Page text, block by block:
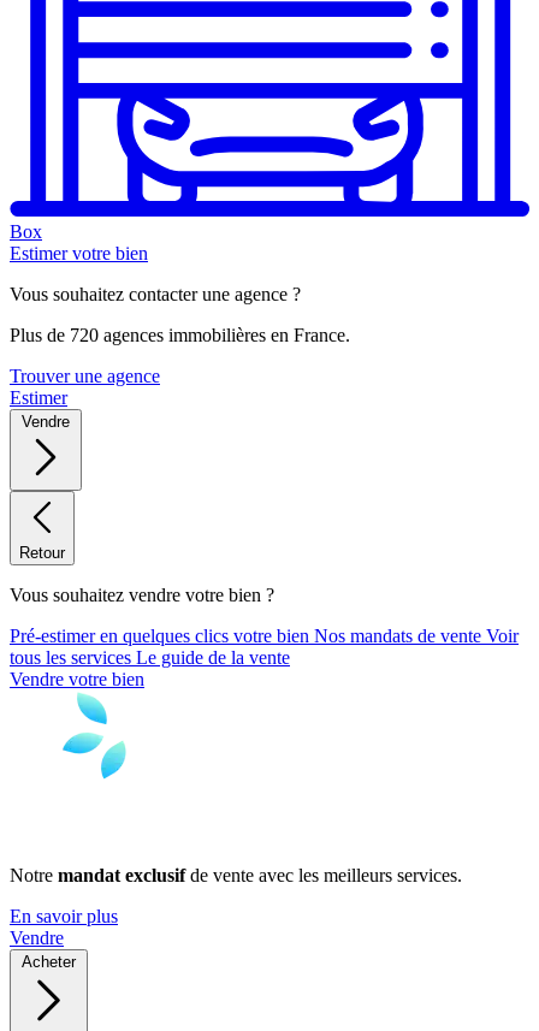
Box
Estimer votre bien
Vous souhaitez contacter une agence ?
Plus de 720 agences immobilières en France.
Trouver une agence
Estimer
Vendre
Retour
Vous souhaitez vendre votre bien ?
Pré-estimer en quelques clics votre bien Nos mandats de vente Voir
tous les services Le guide de la vente
Vendre votre bien
Notre mandat exclusifde vente avec les meilleurs services.
En savoir plus
Vendre
Acheter